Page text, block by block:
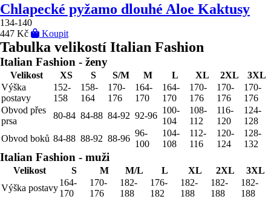
Chlapecké pyžamo dlouhé Aloe Kaktusy
134-140
447 Kč
Koupit
Tabulka velikostí Italian Fashion
Italian Fashion - ženy
Velikost XS S S/M M L XL 2XL
3XL
Výška
postavy
152-
158
158-
164
170-
176
164-
170
164-
170
170-
176
170-
176
170-
176
Obvod přes
prsa
80-84 84-88 84-92 92-96
100-
104
108-
112
116-
120
124-
128
Obvod boků 84-88 88-92 88-96
96-
100
104-
108
112-
116
120-
124
128-
132
Italian Fashion - muži
Velikost S M M/L L XL 2XL
3XL
Výška postavy
164-
170
170-
176
182-
188
176-
182
182-
188
182-
188
182-
188